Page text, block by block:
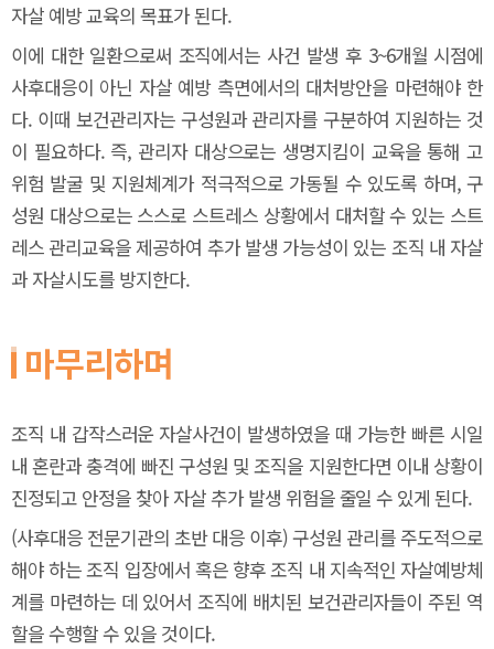
자살 예방 교육의 목표가 된다.
이에 대한 일환으로써 조직에서는 사건 발생 후 3~6개월 시점에
사후대응이 아닌 자살 예방 측면에서의 대처방안을 마련해야 한
다. 이때 보건관리자는 구성원과 관리자를 구분하여 지원하는 것
이 필요하다. 즉, 관리자 대상으로는 생명지킴이 교육을 통해 고
위험 발굴 및 지원체계가 적극적으로 가동될 수 있도록 하며, 구
성원 대상으로는 스스로 스트레스 상황에서 대처할 수 있는 스트
레스 관리교육을 제공하여 추가 발생 가능성이 있는 조직 내 자살
과 자살시도를 방지한다.
마무리하며
조직 내 갑작스러운 자살사건이 발생하였을 때 가능한 빠른 시일
내 혼란과 충격에 빠진 구성원 및 조직을 지원한다면 이내 상황이
진정되고 안정을 찾아 자살 추가 발생 위험을 줄일 수 있게 된다.
(사후대응 전문기관의 초반 대응 이후) 구성원 관리를 주도적으로
해야 하는 조직 입장에서 혹은 향후 조직 내 지속적인 자살예방체
계를 마련하는 데 있어서 조직에 배치된 보건관리자들이 주된 역
할을 수행할 수 있을 것이다.